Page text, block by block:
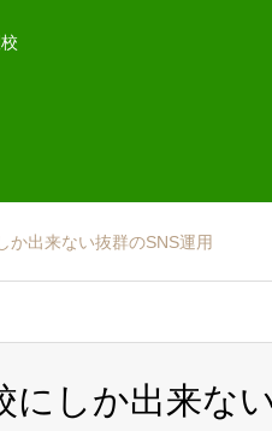
か出来ない抜群のSNS運用
にしか出来な